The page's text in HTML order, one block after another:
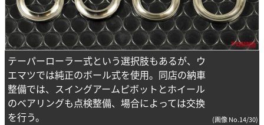
テーパーローラー式という選択肢もあるが、ウ
エマツでは純正のボール式を使用。同店の納車
整備では、スイングアームピボットとホイール
のベアリングも点検整備、場合によっては交換
を行う。
(画像 No.14/30)